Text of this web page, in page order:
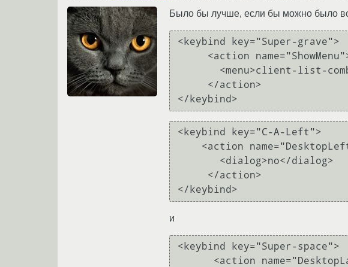
Было бы лучше, если бы можно было
<keybind key="Super-grave">
<keybind key="C-A-Left">
и
<keybind key="Super-space">